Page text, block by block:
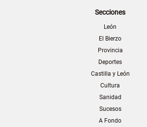
Secciones
León
El Bierzo
Provincia
Deportes
Castilla y León
Cultura
Sanidad
Sucesos
A Fondo